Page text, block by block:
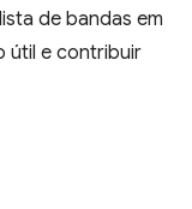
de bandas em
útil e contribuir